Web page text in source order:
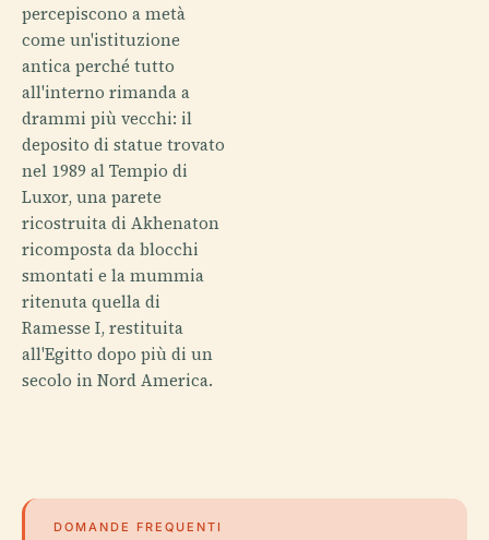
percepiscono a metà
come un'istituzione
antica perché tutto
all'interno rimanda a
drammi più vecchi: il
deposito di statue trovato
nel 1989 al Tempio di
Luxor, una parete
ricostruita di Akhenaton
ricomposta da blocchi
smontati e la mummia
ritenuta quella di
Ramesse I, restituita
all'Egitto dopo più di un
secolo in Nord America.
DOMANDE FREQUENTI